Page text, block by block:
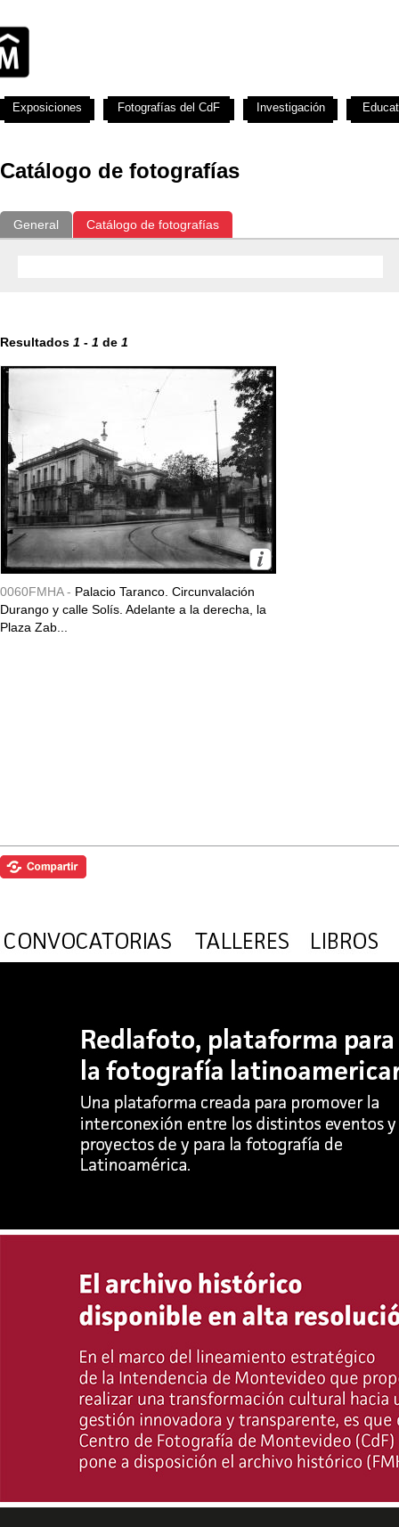
Catálogo de fotografías
General Catálogo de fotografías
Resultados 1 - 1 de 1
0060FMHA - Palacio Taranco. Circunvalación
Durango y calle Solís. Adelante a la derecha, la
Plaza Zab...
Exposiciones Fotografías del CdF Investigación